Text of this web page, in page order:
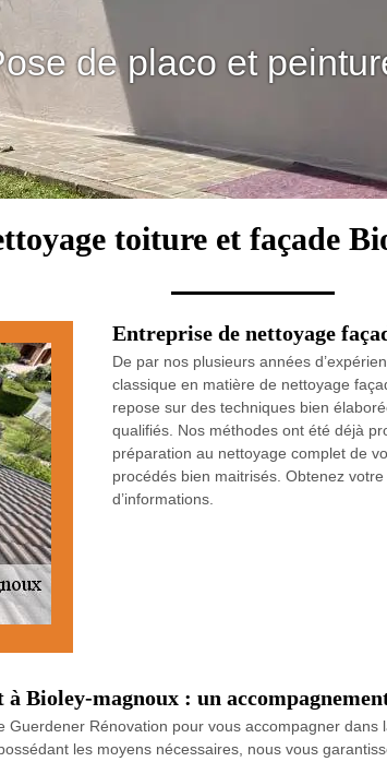
de placo et
toiture et façade
Entreprise de nettoyage
De par nos plusieurs années
classique en matière de nettoyage
repose sur des techniques bien
qualifiés. Nos méthodes ont été déjà
préparation au nettoyage complet de
procédés bien maitrisés. Obtenez
d’informations.
Bioley-magnoux : un
Guerdener Rénovation pour vous accompagner
les moyens nécessaires, nous vous